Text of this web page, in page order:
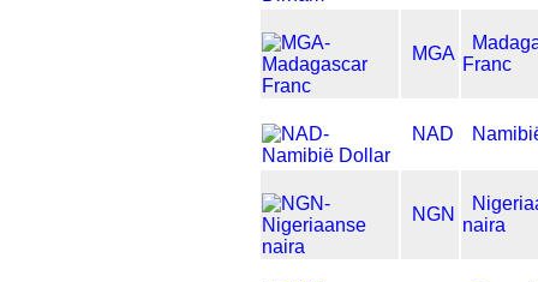
MGA
Franc
NAD
NGN
naira